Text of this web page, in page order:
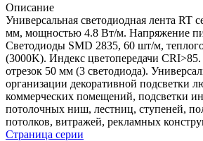
Описание
Универсальная светодиодная лента RT
мм, мощностью 4.8 Вт/м. Напряжение
Светодиоды SMD 2835, 60 шт/м,
(3000K). Индекс цветопередачи
отрезок 50 мм (3 светодиода).
организации декоративной подсветки
коммерческих помещений, подсветки
потолочных ниш, лестниц, ступеней,
потолков, витражей, рекламных
Страница серии